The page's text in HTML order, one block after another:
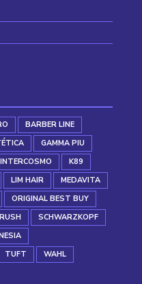
BARBER LINE
GAMMA PIU
INTERCOSMO
K89
LIM HAIR
MEDAVITA
ORIGINAL BEST BUY
SCHWARZKOPF
TUFT
WAHL